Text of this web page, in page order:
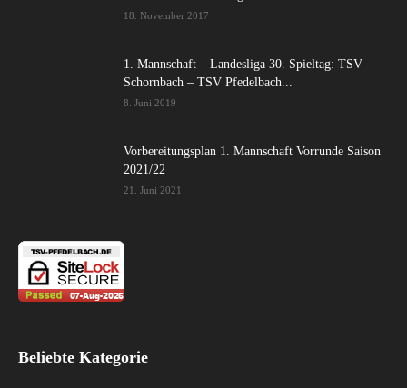
18. November 2017
1. Mannschaft – Landesliga 30. Spieltag: TSV
Schornbach – TSV Pfedelbach...
8. Juni 2019
Vorbereitungsplan 1. Mannschaft Vorrunde Saison
2021/22
21. Juni 2021
Beliebte Kategorie